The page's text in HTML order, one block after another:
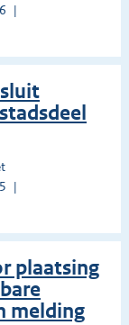
plaatsing
melding